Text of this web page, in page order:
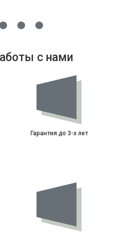
с нами
Гарантия до 3-х лет